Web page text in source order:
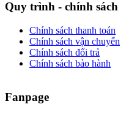
Quy trình - chính sách
Chính sách thanh toán
Chính sách vận chuyển
Chính sách đổi trả
Chính sách bảo hành
Fanpage